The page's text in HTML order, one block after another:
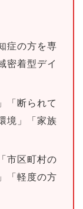
症の方を専
密着型デイ
「断られて
境」「家族
市区町村の
「軽度の方